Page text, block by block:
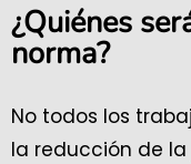
¿Quiénes
norma?
No todos los
la reducción de la